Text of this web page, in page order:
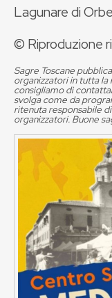
Lagunare di
© Riproduzione
Sagre Toscane
organizzatori in tutta
consigliamo di
svolga come da
ritenuta responsabile
organizzatori. Buone